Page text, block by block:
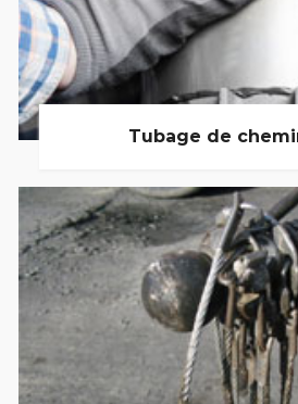
Tubage de